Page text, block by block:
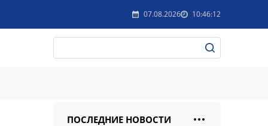
07.08.2026 10:46:12
ПОСЛЕДНИЕ НОВОСТИ